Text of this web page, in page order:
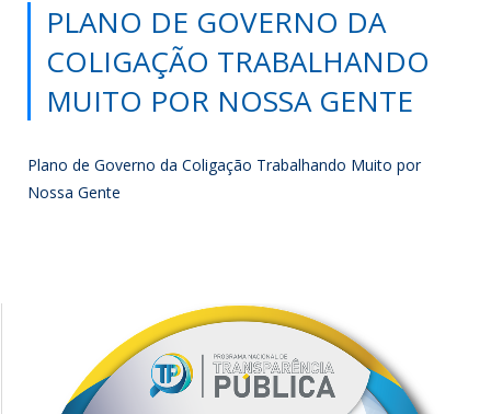
PLANO DE GOVERNO DA
COLIGAÇÃO TRABALHANDO
MUITO POR NOSSA GENTE
Plano de Governo da Coligação Trabalhando Muito por
Nossa Gente